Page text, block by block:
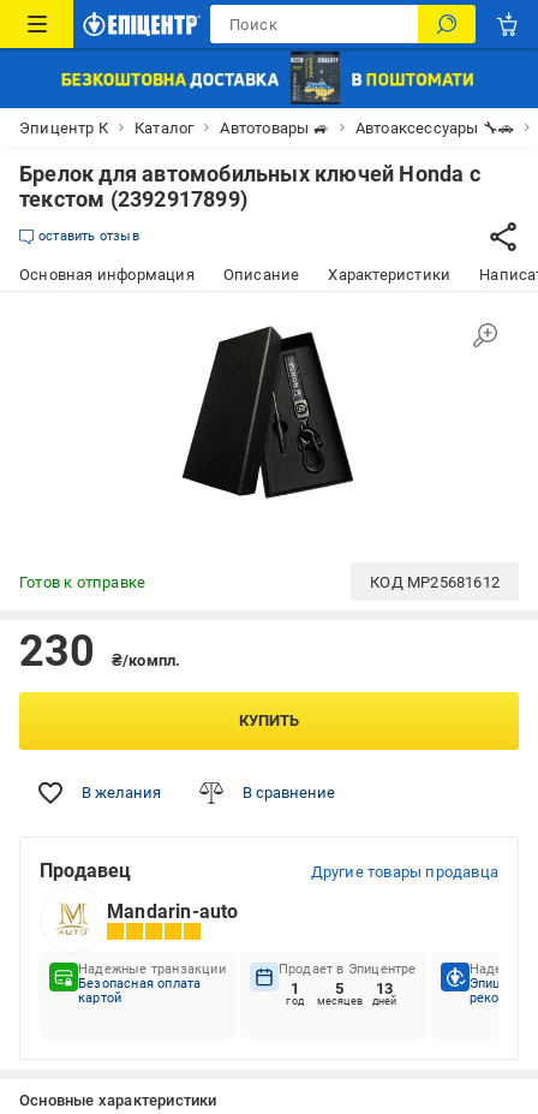
Эпицентр К Каталог Автотовары 🚙 Автоаксессуары 🔧🚗
Брелок для автомобильных ключей Honda с
текстом (2392917899)
оставить отзыв
Основная информация Описание Характеристики
Готов к отправке КОД MP25681612
230 ₴/компл.
КУПИТЬ
В желания В сравнение
Продавец Другие товары продавца
Mandarin-auto
Надежные транзакции
Безопасная оплата
картой
Продает в Эпицентре
1
год
5
месяцев
13
дней
Надежный
Эпицентр
Основные характеристики